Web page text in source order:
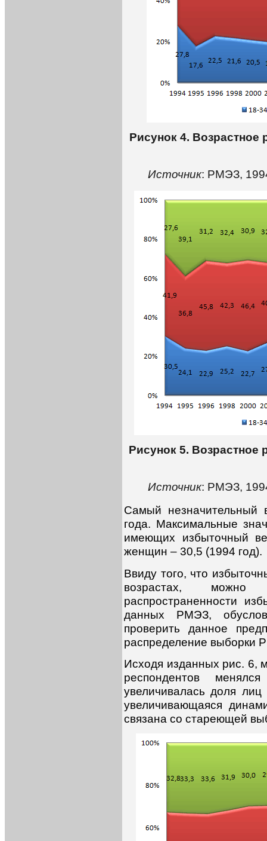
Рисунок 4.
Источник: РМЭЗ,
Рисунок 5. Возрастное
Источник: РМЭЗ,
Самый незначительный
года. Максимальные
имеющих избыточный
женщин – 30,5 (1994 год).
Ввиду того, что
возрастах, можно
распространенности
данных РМЭЗ,
проверить данное
распределение выборки
Исходя изданных рис. 6,
респондентов
увеличивалась доля
увеличивающаяся
связана со стареющей